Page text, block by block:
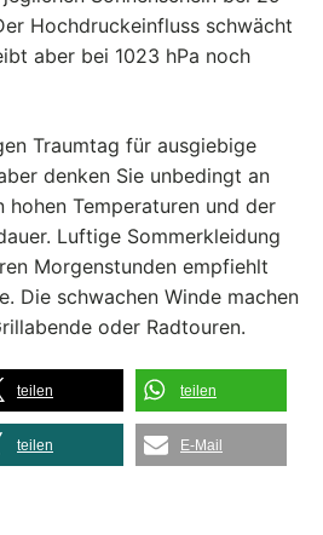
Hochdruckeinfluss schwächt
aber bei 1023 hPa noch
Traumtag für ausgiebige
denken Sie unbedingt an
hohen Temperaturen und der
Luftige Sommerkleidung
Morgenstunden empfiehlt
Die schwachen Winde machen
oder Radtouren.
teilen teilen
teilen E-Mail